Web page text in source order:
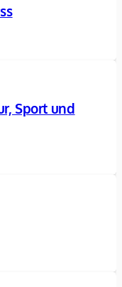
Sport und